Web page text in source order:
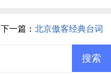
下一篇： 北京傲客经典台词